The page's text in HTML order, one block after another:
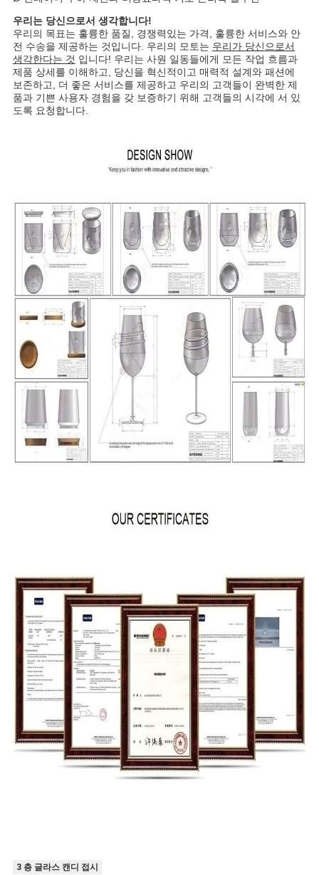
우리는 당신으로서 생각합니다!
우리의 목표는 훌륭한 품질, 경쟁력있는 가격, 훌륭한 서비스와 안
전 수송을 제공하는 것입니다. 우리의 모토는 우리가 당신으로서
생각한다는 것 입니다! 우리는 사원 일동들에게 모든 작업 흐름과
제품 상세를 이해하고, 당신을 혁신적이고 매력적 설계와 패션에
보존하고, 더 좋은 서비스를 제공하고 우리의 고객들이 완벽한 제
품과 기쁜 사용자 경험을 갖 보증하기 위해 고객들의 시각에 서 있
도록 요청합니다.
3 층 글라스 캔디 접시